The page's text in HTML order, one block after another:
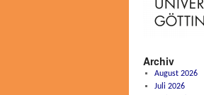
Archiv
August 2026
Juli 2026